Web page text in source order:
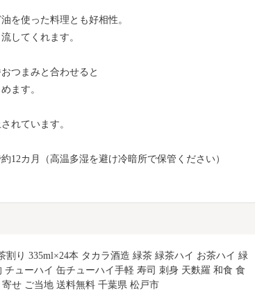
を使った料理とも好相性。
してくれます。
つまみと合わせると
ます。
れています。
12カ月（高温多湿を避け冷暗所で保管ください）
割り 335ml×24本 タカラ酒造 緑茶 緑茶ハイ お茶ハイ 緑
チューハイ 缶チューハイ手軽 寿司 刺身 天麩羅 和食 食
せ ご当地 送料無料 千葉県 松戸市